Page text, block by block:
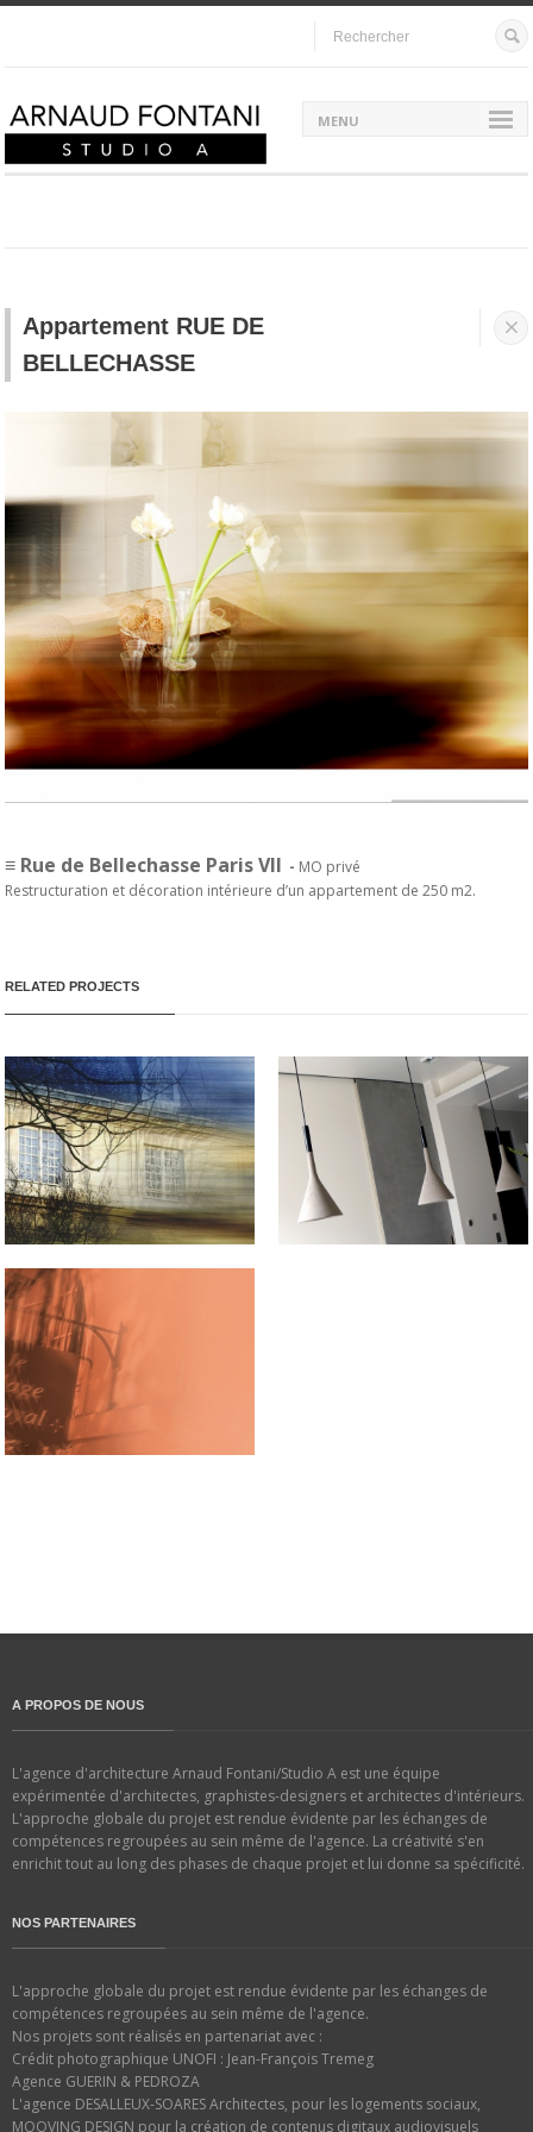
MENU
Appartement RUE DE
BELLECHASSE

≡ Rue de Bellechasse Paris VII - MO privé
Restructuration et décoration intérieure d’un appartement de 250 m2.
RELATED PROJECTS
A PROPOS DE NOUS
L'agence d'architecture Arnaud Fontani/Studio A est une équipe
expérimentée d'architectes, graphistes-designers et architectes d'intérieurs.
L'approche globale du projet est rendue évidente par les échanges de
compétences regroupées au sein même de l'agence. La créativité s'en
enrichit tout au long des phases de chaque projet et lui donne sa spécificité.
NOS PARTENAIRES
L'approche globale du projet est rendue évidente par les échanges de
compétences regroupées au sein même de l'agence.
Nos projets sont réalisés en partenariat avec :
Crédit photographique UNOFI : Jean-François Tremeg
Agence GUERIN & PEDROZA
L'agence DESALLEUX-SOARES Architectes, pour les logements sociaux,
MOOVING DESIGN pour la création de contenus digitaux audiovisuels